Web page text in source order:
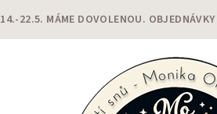
22.5. MÁME DOVOLENOU.